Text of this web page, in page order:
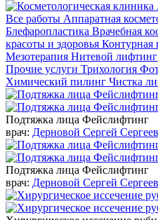
Все работы Аппаратная
Блефаропластика Врачебная
красоты и здоровья Контурная
Мезотерапия Нитевой лифтинг
Прочие услуги Трихология
Химический пилинг Чистка
Подтяжка лица Фейслифтинг
врач: Дерновой Сергей
Подтяжка лица Фейслифтинг
врач: Дерновой Сергей